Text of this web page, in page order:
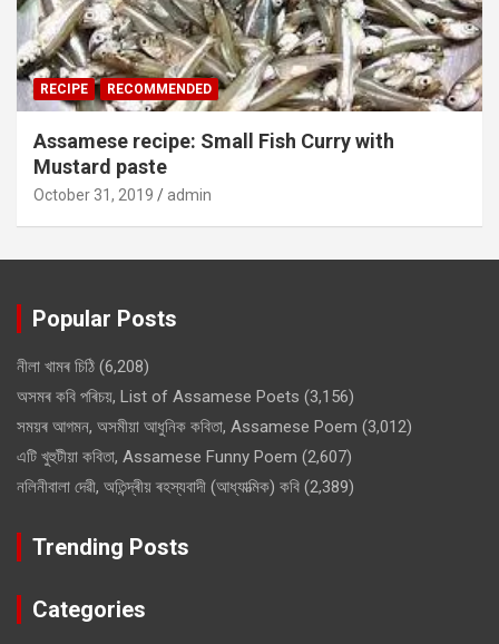
RECIPE RECOMMENDED
Assamese recipe: Small Fish Curry with
Mustard paste
October 31, 2019 admin
Popular Posts
নীলা খামৰ চিঠি (6,208)
অসমৰ কবি পৰিচয়, List of Assamese Poets (3,156)
সময়ৰ আগমন, অসমীয়া আধুনিক কবিতা, Assamese Poem (3,012)
এটি খুহুটীয়া কবিতা, Assamese Funny Poem (2,607)
নলিনীবালা দেৱী, অতিন্দ্ৰীয় ৰহস্যবাদী (আধ্যাত্মিক) কবি (2,389)
Trending Posts
Categories